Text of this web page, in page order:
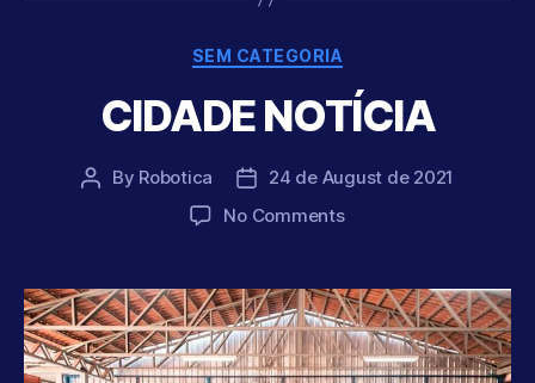
Categories
SEM CATEGORIA
CIDADE NOTÍCIA
Post
By Robotica
Post
date
24 de August de 2021
No Commentson